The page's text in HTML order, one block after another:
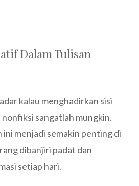
Dalam Tulisan
kalau menghadirkan sisi
sangatlah mungkin.
menjadi semakin penting di
dibanjiri padat dan
setiap hari.